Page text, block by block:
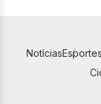
Notícias